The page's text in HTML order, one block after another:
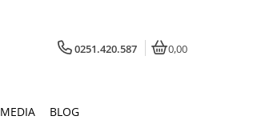
0251.420.587 0,00
MEDIA BLOG